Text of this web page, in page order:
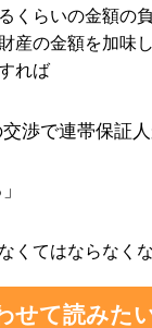
くらいの金額の
産の金額を加味
れば
交渉で連帯保証
くてはならなくな
せて読みた